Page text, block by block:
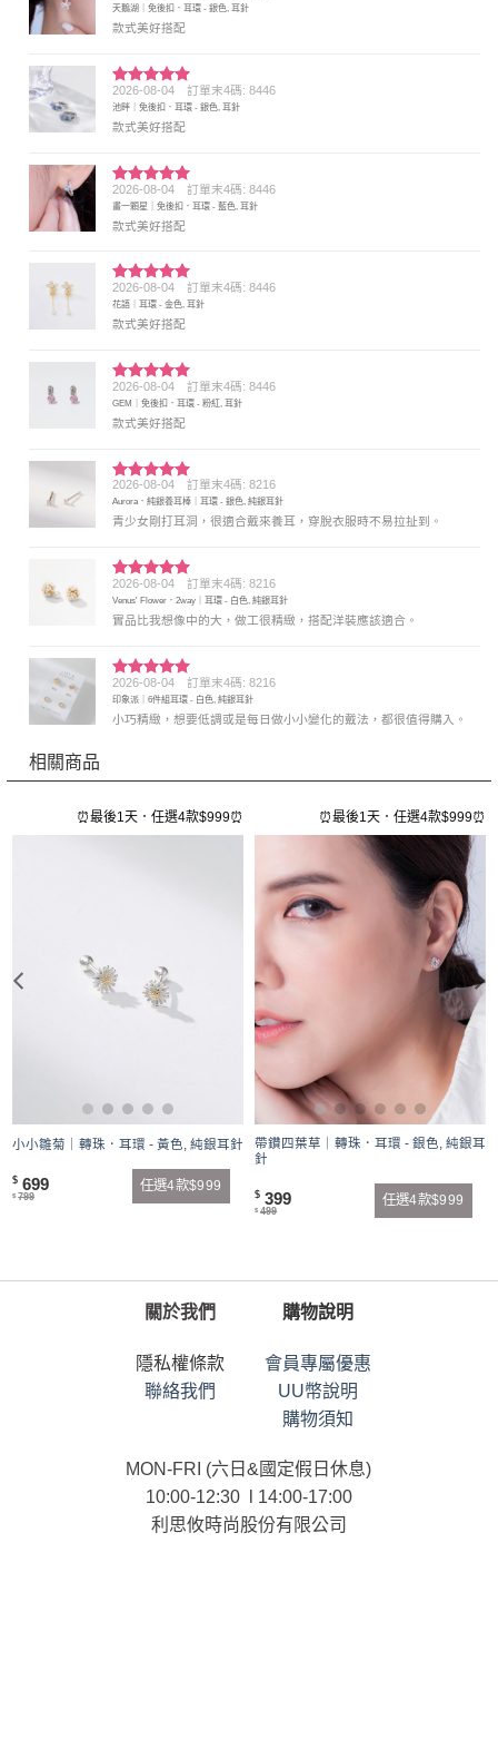
分 5
天鵝湖｜免後扣．耳環 - 銀色, 耳針
款式美好搭配
評分5 滿
分 5
2026-08-04 訂單末4碼: 8446
池畔｜免後扣．耳環 - 銀色, 耳針
款式美好搭配
評分5滿
分 5
2026-08-04 訂單末4碼: 8446
畫一顆星｜免後扣．耳環 - 藍色, 耳針
款式美好搭配
評分5 滿
分 5
2026-08-04 訂單末4碼: 8446
花語｜耳環 - 金色, 耳針
款式美好搭配
評分5 滿
分 5
2026-08-04 訂單末4碼: 8446
GEM｜免後扣．耳環 - 粉紅, 耳針
款式美好搭配
評分5 滿
分 5
2026-08-04 訂單末4碼: 8216
Aurora．純銀養耳棒｜耳環 - 銀色, 純銀耳針
青少女剛打耳洞，很適合戴來養耳，穿脫衣服時不易拉扯到。
評分5 滿
分 5
2026-08-04 訂單末4碼: 8216
Venus' Flower．2way｜耳環 - 白色, 純銀耳針
實品比我想像中的大，做工很精緻，搭配洋裝應該適合。
評分5滿
分 5
2026-08-04 訂單末4碼: 8216
印象派｜6件組耳環 - 白色, 純銀耳針
小巧精緻，想要低調或是每日做小小變化的戴法，都很值得購入。
相關商品
⏰最後1天．任選4款$999⏰
小小雛菊｜轉珠．耳環 - 黃色, 純銀耳針
$ 699
$ 799
任選4款$999
⏰最後1天．任選4款$999⏰
帶鑽四葉草｜轉珠．耳環 - 銀色, 純銀耳
針
$ 399
$ 499
任選4款$999
關於我們
隱私權條款
聯絡我們
購物說明
會員專屬優惠
UU幣說明
購物須知
MON-FRI (六日&國定假日休息)
10:00-12:30 l 14:00-17:00
利思攸時尚股份有限公司